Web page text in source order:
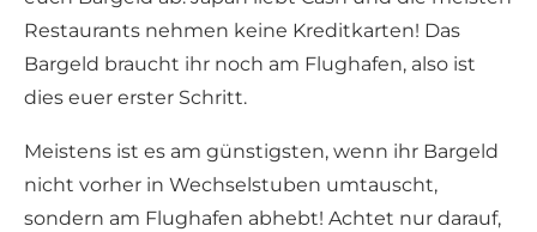
Restaurants nehmen keine Kreditkarten! Das
Bargeld braucht ihr noch am Flughafen, also ist
dies euer erster Schritt.
Meistens ist es am günstigsten, wenn ihr Bargeld
nicht vorher in Wechselstuben umtauscht,
sondern am Flughafen abhebt! Achtet nur darauf,